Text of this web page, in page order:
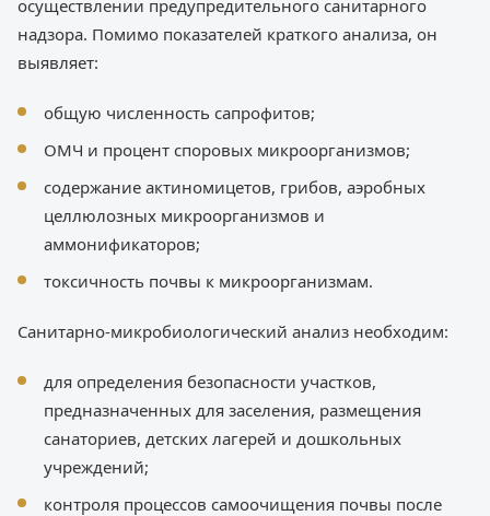
осуществлении предупредительного санитарного
надзора. Помимо показателей краткого анализа, он
выявляет:
общую численность сапрофитов;
ОМЧ и процент споровых микроорганизмов;
содержание актиномицетов, грибов, аэробных
целлюлозных микроорганизмов и
аммонификаторов;
токсичность почвы к микроорганизмам.
Санитарно-микробиологический анализ необходим:
для определения безопасности участков,
предназначенных для заселения, размещения
санаториев, детских лагерей и дошкольных
учреждений;
контроля процессов самоочищения почвы после